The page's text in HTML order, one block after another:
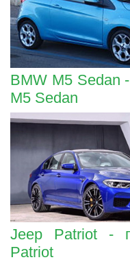
BMW M5 Sedan
M5 Sedan
Jeep Patriot -
Patriot